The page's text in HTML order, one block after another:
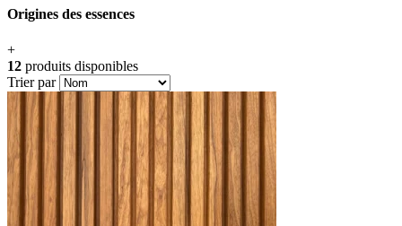
Origines des essences
+
12 produits disponibles
Trier par